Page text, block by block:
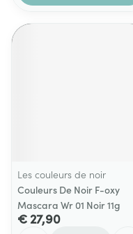
Les couleurs de noir
Couleurs De Noir F-oxy
Mascara Wr 01 Noir 11g
€ 27,90